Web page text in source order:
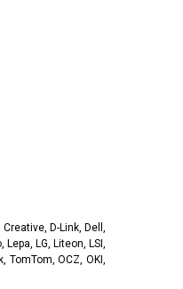
D-Link, Dell,
LG, Liteon, LSI,
TomTom, OCZ, OKI,